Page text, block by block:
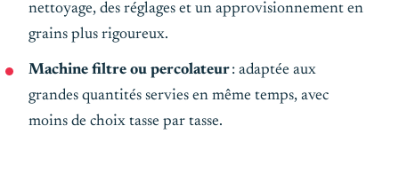
nettoyage, des réglages et un approvisionnement en
grains plus rigoureux.
Machine filtre ou percolateur: adaptée aux
grandes quantités servies en même temps, avec
moins de choix tasse par tasse.